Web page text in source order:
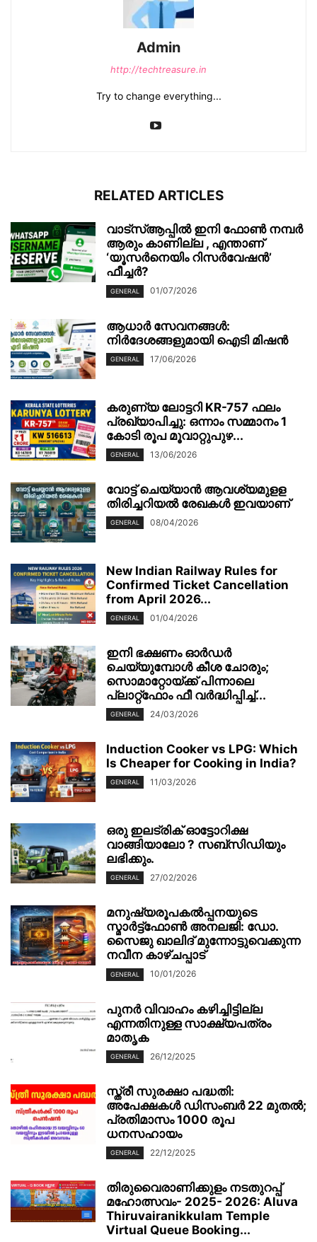
Admin
http://techtreasure.in
Try to change everything...
RELATED ARTICLES
വാട്‌സ്ആപ്പിൽ ഇനി ഫോൺ നമ്പർ
ആരും കാണില്ല , എന്താണ്
‘യൂസർനെയിം റിസർവേഷൻ’
ഫീച്ചർ?
GENERAL 01/07/2026
ആധാർ സേവനങ്ങൾ:
നിർദേശങ്ങളുമായി ഐടി മിഷൻ
GENERAL 17/06/2026
കരുണ്യ ലോട്ടറി KR-757 ഫലം
പ്രഖ്യാപിച്ചു: ഒന്നാം സമ്മാനം 1
കോടി രൂപ മൂവാറ്റുപുഴ...
GENERAL 13/06/2026
വോട്ട് ചെയ്യാന്‍ ആവശ്യമുളള
തിരിച്ചറിയല്‍ രേഖകള്‍ ഇവയാണ്
GENERAL 08/04/2026
New Indian Railway Rules for
Confirmed Ticket Cancellation
from April 2026...
GENERAL 01/04/2026
ഇനി ഭക്ഷണം ഓർഡർ
ചെയ്യുമ്പോൾ കീശ ചോരും;
സൊമാറ്റോയ്ക്ക് പിന്നാലെ
പ്ലാറ്റ്‌ഫോം ഫീ വർദ്ധിപ്പിച്ച്...
GENERAL 24/03/2026
Induction Cooker vs LPG: Which
Is Cheaper for Cooking in India?
GENERAL 11/03/2026
ഒരു ഇലട്രിക് ഓട്ടോറിക്ഷ
വാങ്ങിയാലോ ? സബ്സിഡിയും
ലഭിക്കും.
GENERAL 27/02/2026
മനുഷ്യരൂപകൽപ്പനയുടെ
സ്മാർട്ട്‌ഫോൺ അനലജി: ഡോ.
സൈജു ഖാലിദ് മുന്നോട്ടുവെക്കുന്ന
നവീന കാഴ്ചപ്പാട്
GENERAL 10/01/2026
പുനർ വിവാഹം കഴിച്ചിട്ടില്ല
എന്നതിനുള്ള സാക്ഷ്യപത്രം
മാതൃക
GENERAL 26/12/2025
സ്ത്രീ സുരക്ഷാ പദ്ധതി:
അപേക്ഷകൾ ഡിസംബർ 22 മുതൽ;
പ്രതിമാസം 1000 രൂപ
ധനസഹായം
GENERAL 22/12/2025
തിരുവൈരാണിക്കുളം നടതുറപ്പ്
മഹോത്സവം- 2025- 2026: Aluva
Thiruvairanikkulam Temple
Virtual Queue Booking...